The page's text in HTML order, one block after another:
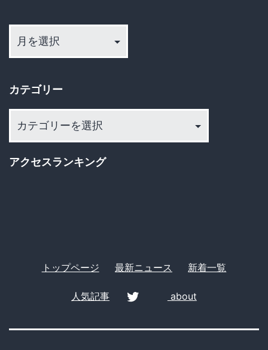
カ
ブ
カテゴリー
テ
リ
アクセスランキング
トップページ 最新ニュース 新着一覧
人気記事 about